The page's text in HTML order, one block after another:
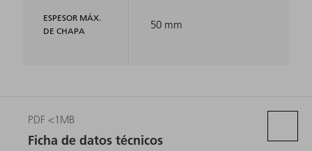
ESPESOR MÁX.
DE CHAPA
50 mm
PDF <1MB
Ficha de datos técnicos